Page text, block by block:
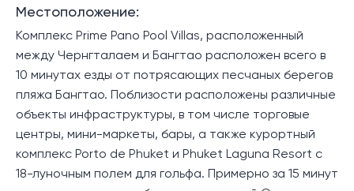
Местоположение:
Комплекс Prime Pano Pool Villas, расположенный
между Чернгталаем и Бангтао расположен всего в
10 минутах езды от потрясающих песчаных берегов
пляжа Бангтао. Поблизости расположены различные
объекты инфраструктуры, в том числе торговые
центры, мини-маркеты, бары, а также курортный
комплекс Porto de Phuket и Phuket Laguna Resort с
18-луночным полем для гольфа. Примерно за 15 минут